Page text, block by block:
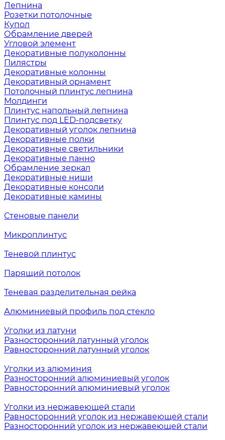
Лепнина
Розетки потолочные
Купол
Обрамление дверей
Угловой элемент
Декоративные полуколонны
Пилястры
Декоративные колонны
Декоративный орнамент
Потолочный плинтус лепнина
Молдинги
Плинтус напольный лепнина
Плинтус под LED-подсветку
Декоративный уголок лепнина
Декоративные полки
Декоративные светильники
Декоративные панно
Обрамление зеркал
Декоративные ниши
Декоративные консоли
Декоративные камины
Стеновые панели
Микроплинтус
Теневой плинтус
Парящий потолок
Теневая разделительная рейка
Алюминиевый профиль под стекло
Уголки из латуни
Разносторонний латунный уголок
Равносторонний латунный уголок
Уголки из алюминия
Разносторонний алюминиевый уголок
Равносторонний алюминиевый уголок
Уголки из нержавеющей стали
Равносторонний уголок из нержавеющей стали
Разносторонний уголок из нержавеющей стали